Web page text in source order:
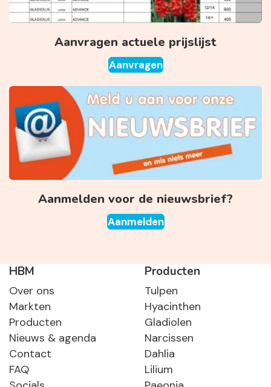
Aanvragen actuele prijslijst
Aanvragen
Aanmelden voor de nieuwsbrief?
Aanmelden
HBM
Over ons
Markten
Producten
Nieuws & agenda
Contact
FAQ
Producten
Tulpen
Hyacinthen
Gladiolen
Narcissen
Dahlia
Lilium